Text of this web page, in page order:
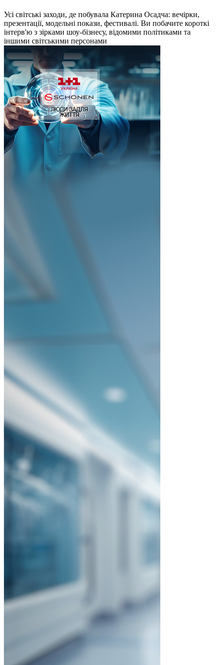
Усі світські заходи, де побувала Катерина Осадча: вечірки,
презентації, модельні покази, фестивалі. Ви побачите короткі
інтерв'ю з зірками шоу-бізнесу, відомими політиками та
іншими світськими персонами